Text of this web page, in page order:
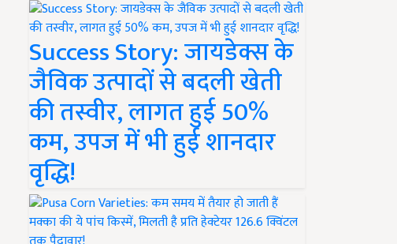
Success Story: जायडेक्स के
जैविक उत्पादों से बदली खेती
की तस्वीर, लागत हुई 50%
कम, उपज में भी हुई शानदार
वृद्धि!